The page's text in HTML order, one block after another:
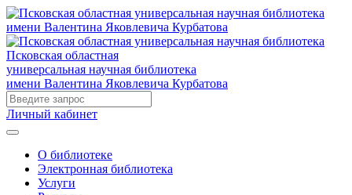
Псковская областная
универсальная научная библиотека
имени Валентина Яковлевича Курбатова
Личный кабинет
О библиотеке
Электронная библиотека
Услуги